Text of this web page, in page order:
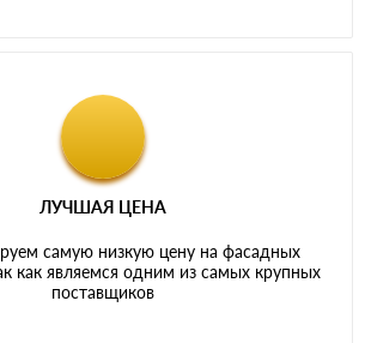
ЛУЧШАЯ ЦЕНА
самую низкую цену на фасадных
как являемся одним из самых крупных
поставщиков